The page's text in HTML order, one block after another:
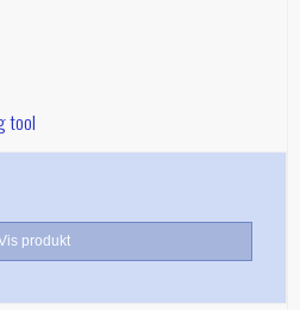
tool
produkt